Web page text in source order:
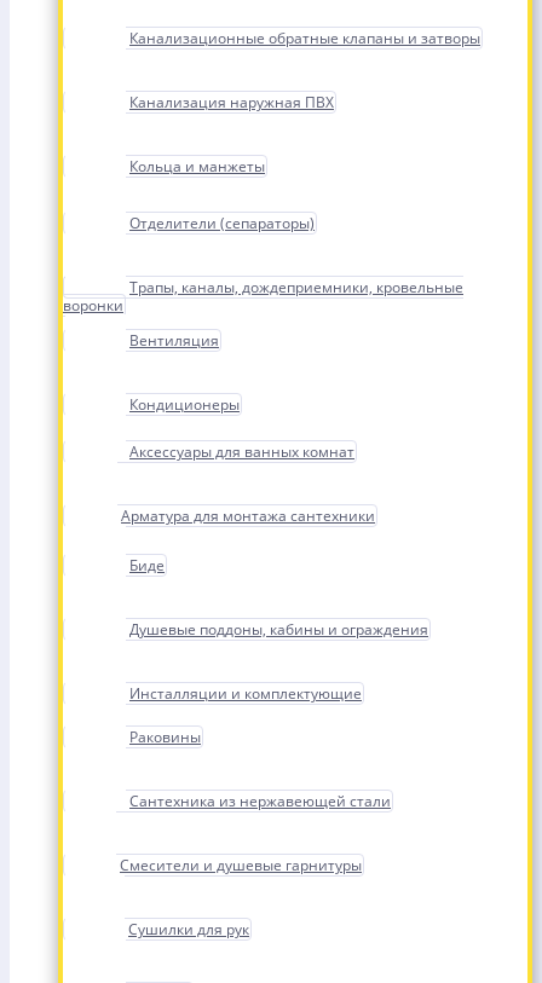
Канализационные обратные клапаны и затворы
Канализация наружная ПВХ
Кольца и манжеты
Отделители (сепараторы)
Трапы, каналы, дождеприемники, кровельные
воронки
Вентиляция
Кондиционеры
Аксессуары для ванных комнат
Арматура для монтажа сантехники
Биде
Душевые поддоны, кабины и ограждения
Инсталляции и комплектующие
Раковины
Сантехника из нержавеющей стали
Смесители и душевые гарнитуры
Сушилки для рук